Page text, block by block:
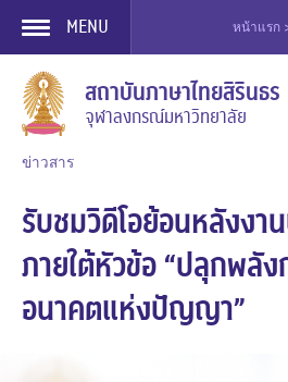
Skip
content
MENU หน้าแรก
สถาบันภาษาไทยสิรินธร
จุฬาลงกรณ์มหาวิทยาลัย
ข่าวสาร
รับชมวิดีโอย้อนหลังงา
ภายใต้หัวข้อ “ปลุกพลั
อนาคตแห่งปัญญา”